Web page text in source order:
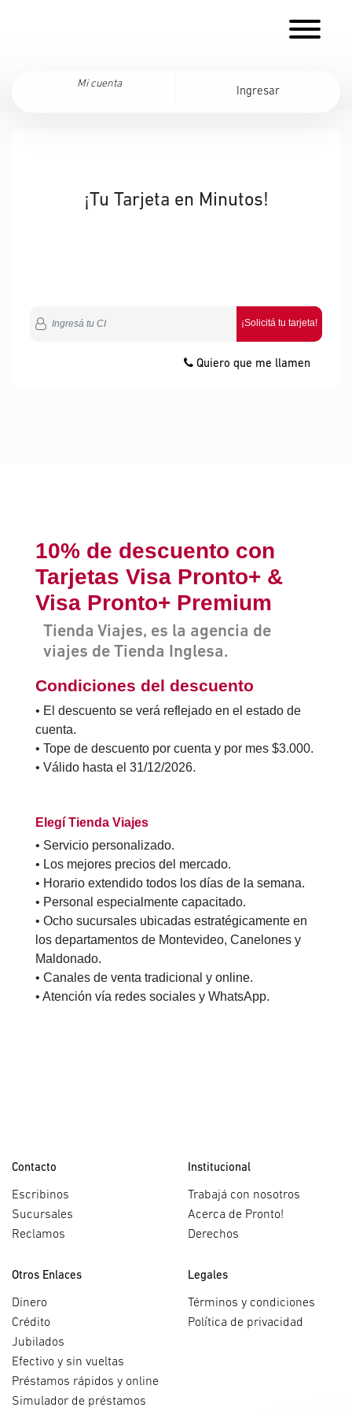
Mi cuenta
Ingresar
¡Tu Tarjeta en Minutos!
¡Solicitá tu tarjeta!
Quiero que me llamen
10% de descuento con
Tarjetas Visa Pronto+ &
Visa Pronto+ Premium
Tienda Viajes, es la agencia de
viajes de Tienda Inglesa.
Condiciones del descuento
• El descuento se verá reflejado en el estado de
cuenta.
• Tope de descuento por cuenta y por mes $3.000.
• Válido hasta el 31/12/2026.
Elegí Tienda Viajes
• Servicio personalizado.
• Los mejores precios del mercado.
• Horario extendido todos los días de la semana.
• Personal especialmente capacitado.
• Ocho sucursales ubicadas estratégicamente en
los departamentos de Montevideo, Canelones y
Maldonado.
• Canales de venta tradicional y online.
• Atención vía redes sociales y WhatsApp.
Contacto
Escribinos
Sucursales
Reclamos
Institucional
Trabajá con nosotros
Acerca de Pronto!
Derechos
Otros Enlaces
Dinero
Crédito
Jubilados
Efectivo y sin vueltas
Préstamos rápidos y online
Simulador de préstamos
Legales
Términos y condiciones
Política de privacidad